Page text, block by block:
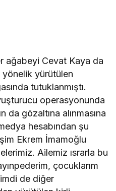
ağabeyi Cevat Kaya da
yönelik yürütülen
tutuklanmıştı.
operasyonunda
da gözaltına alınmasına
hesabından şu
Ekrem İmamoğlu
Ailemiz ısrarla bu
çocuklarım
de diğer